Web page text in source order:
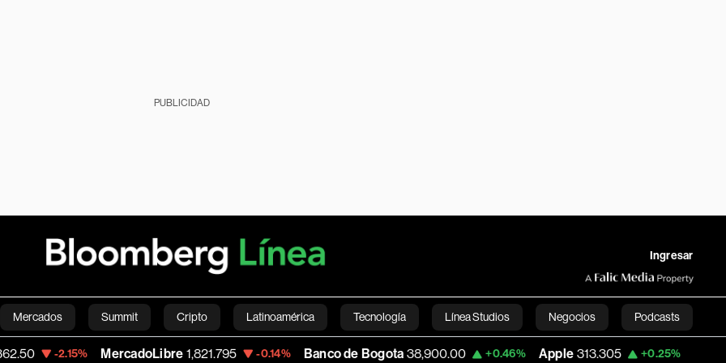
PUBLICIDAD
Ingresar
Mercados Summit Cripto Latinoamérica Tecnología Línea Studios Negocios Podcasts
Economía Estilo de vida Mundo Videos English
MercadoLibre 1,821.795 -0.14% Banco de Bogota 38,900.00 +0.46% Apple 313.305 +0.25% USD COP